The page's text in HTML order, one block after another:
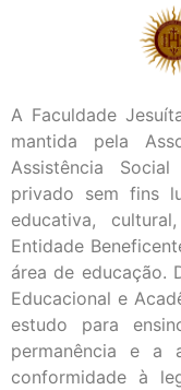
A Faculdade
mantida pela
Assistência
privado sem fins
educativa,
Entidade
área de educação.
Educacional e
estudo para
permanência e a
conformidade à